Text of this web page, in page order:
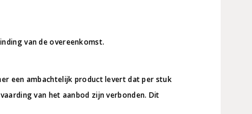
van de overeenkomst.
een ambachtelijk product levert dat per stuk
van het aanbod zijn verbonden. Dit